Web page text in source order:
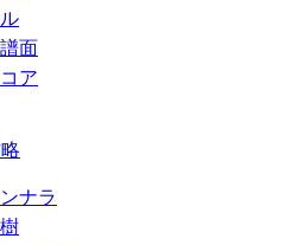
面
ア
ナラ